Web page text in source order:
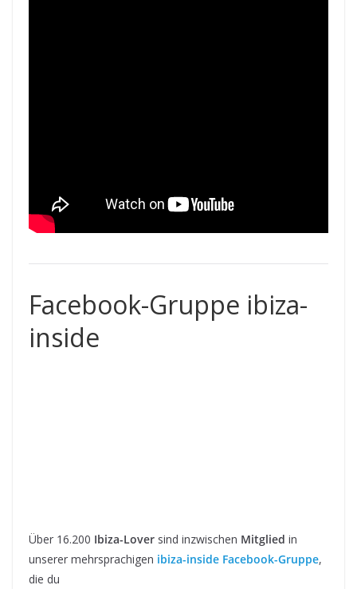
Facebook-Gruppe ibiza-
inside
Über 16.200 Ibiza-Lover sind inzwischen Mitglied in
unserer mehrsprachigen ibiza-inside Facebook-Gruppe,
die du